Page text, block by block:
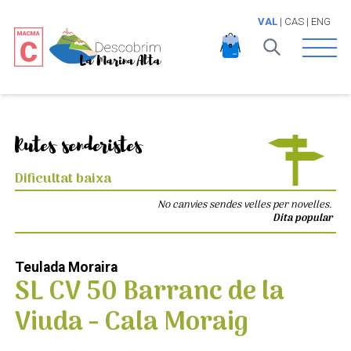
VAL| CAS| ENG
Open
Rutes senderistes
Dificultat baixa
No canvies sendes velles per novelles.
Dita popular
Teulada Moraira
SL CV 50 Barranc de la
Viuda - Cala Moraig